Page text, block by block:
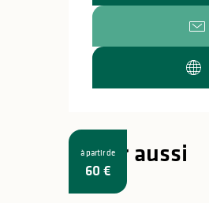
A voir aussi
à partir de
60 €